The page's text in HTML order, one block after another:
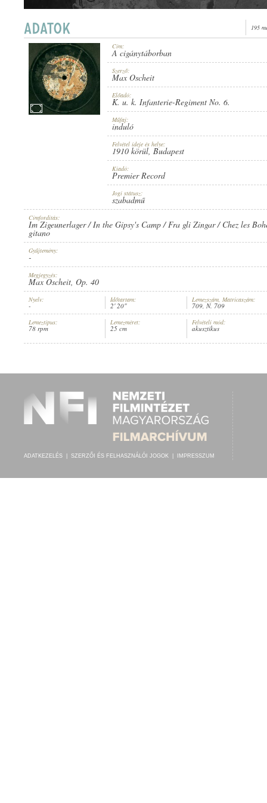
ELŐADÓ: K. U. K. INFANTERIE-REGIMENT NO. 6.
MEGJELENÉS IDEJE: 1910 KÖRÜL
LEMEZSZÁM:
195
Cím:
A cigánytáborban
Szerző:
Max Oscheit
Előadó:
K. u. k. Infanterie-Regiment No. 6.
Műfaj:
induló
Felvétel ideje és helye:
1910 körül, Budapest
Kiadó:
Premier Record
Jogi státusz:
szabadmű
Címfordítás:
Im Zigeunerlager / In the Gipsy's Camp / Fra gli Zingar / Chez les
gitano
Gyűjtemény:
-
Megjegyzés:
Max Oscheit, Op. 40
Nyelv:
-
Időtartam:
2' 20"
Lemezszám, Matricaszám:
709, N. 709
Lemeztípus:
78 rpm
Lemezméret:
25 cm
Felvételi mód:
akusztikus
ADATKEZELÉS SZERZŐI ÉS FELHASZNÁLÓI JOGOK IMPRESSZUM